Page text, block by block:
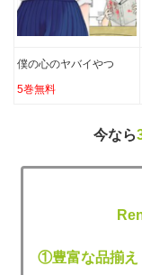
僕の心のヤバイやつ
5巻無料
今なら
①豊富な品揃え